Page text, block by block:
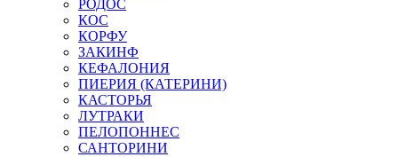
РОДОС
КОС
КОРФУ
ЗАКИНФ
КЕФАЛОНИЯ
ПИЕРИЯ (КАТЕРИНИ)
КАСТОРЬЯ
ЛУТРАКИ
ПЕЛОПОННЕС
САНТОРИНИ